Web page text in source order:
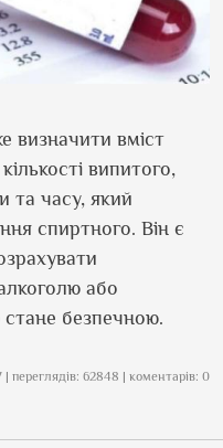
визначити вміст
випитого,
та часу, який
спиртного. Він є
або
стане безпечною.
переглядів: 62848 | коментарів: 0